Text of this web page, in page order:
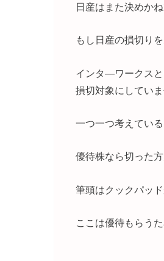
日産はまた決めかね
もし日産の損切り
インタ―ワークスと
損切対象にしてい
一つ一つ考えてい
優待株なら切った
筆頭はクックパッド
ここは優待もらう